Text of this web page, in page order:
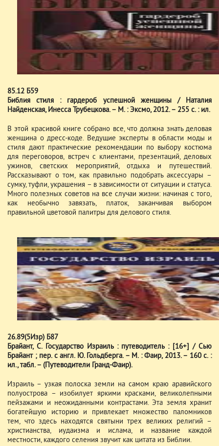
85.12 Б59
Библия стиля : гардероб успешной женщины / Наталия
Найденская, Инесса Трубецкова. – М. : Эксмо, 2012. – 255 с. : ил.
В этой красивой книге собрано все, что должна знать деловая
женщина о дресс-коде. Ведущие эксперты в области моды и
стиля дают практические рекомендации по выбору костюма
для переговоров, встреч с клиентами, презентаций, деловых
ужинов, светских мероприятий, отдыха и путешествий.
Рассказывают о том, как правильно подобрать аксессуары –
сумку, туфли, украшения – в зависимости от ситуации и статуса.
Много полезных советов на все случаи жизни: начиная с того,
как необычно завязать, платок, заканчивая выбором
правильной цветовой палитры для делового стиля.
26.89(5Изр) Б87
Брайант, С. Государство Израиль : путеводитель : [16+] / Сью
Брайант ; пер. с англ. Ю. Гольдберга. – М. : Фаир, 2013. – 160 с. :
ил., табл. – (Путеводители Гранд-Фаир).
Израиль – узкая полоска земли на самом краю аравийского
полуострова – изобилует яркими красками, великолепными
пейзажами и неожиданными контрастами. Эта земля хранит
богатейшую историю и привлекает множество паломников
тем, что здесь находятся святыни трех великих религий –
христианства, иудаизма и ислама, и название каждой
местности, каждого селения звучит как цитата из Библии.